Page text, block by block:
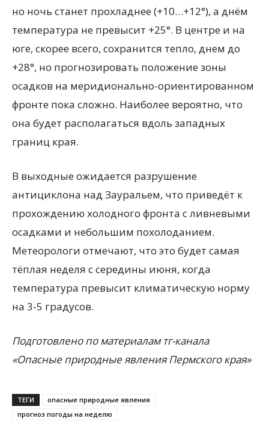
но ночь станет прохладнее (+10…+12°), а днём
температура не превысит +25°. В центре и на
юге, скорее всего, сохранится тепло, днем до
+28°, но прогнозировать положение зоны
осадков на меридионально-ориентированном
фронте пока сложно. Наиболее вероятно, что
она будет располагаться вдоль западных
границ края.
В выходные ожидается разрушение
антициклона над Зауральем, что приведёт к
прохождению холодного фронта с ливневыми
осадками и небольшим похолоданием.
Метеорологи отмечают, что это будет самая
тёплая неделя с середины июня, когда
температура превысит климатическую норму
на 3-5 градусов.
Подготовлено по материалам тг-канала
«Опасные природные явления Пермского края»
ТЕГИ
опасные природные явления
прогноз погоды на неделю